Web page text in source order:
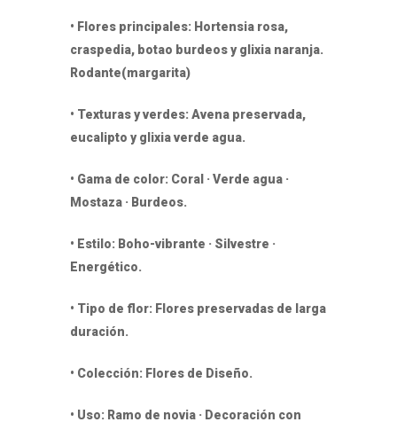
• Flores principales: Hortensia rosa,
craspedia, botao burdeos y glixia naranja.
Rodante(margarita)
• Texturas y verdes: Avena preservada,
eucalipto y glixia verde agua.
• Gama de color: Coral · Verde agua ·
Mostaza · Burdeos.
• Estilo: Boho-vibrante · Silvestre ·
Energético.
• Tipo de flor: Flores preservadas de larga
duración.
• Colección: Flores de Diseño.
• Uso: Ramo de novia · Decoración con